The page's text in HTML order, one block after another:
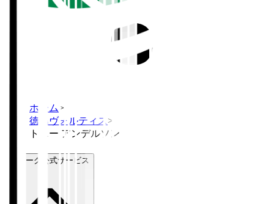
ホーム >
徳島ヴォルティス >
トニー アンデルソン
Ｊリーグ公式サービス